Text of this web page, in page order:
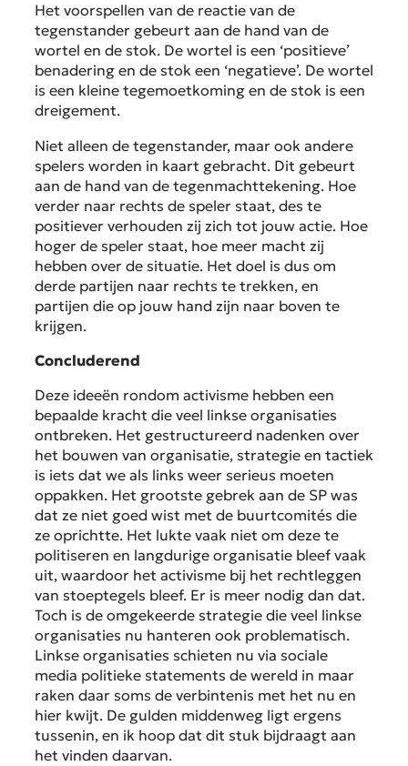
Het voorspellen van de reactie van de
tegenstander gebeurt aan de hand van de
wortel en de stok. De wortel is een ‘positieve’
benadering en de stok een ‘negatieve’. De wortel
is een kleine tegemoetkoming en de stok is een
dreigement.
Niet alleen de tegenstander, maar ook andere
spelers worden in kaart gebracht. Dit gebeurt
aan de hand van de tegenmachttekening. Hoe
verder naar rechts de speler staat, des te
positiever verhouden zij zich tot jouw actie. Hoe
hoger de speler staat, hoe meer macht zij
hebben over de situatie. Het doel is dus om
derde partijen naar rechts te trekken, en
partijen die op jouw hand zijn naar boven te
krijgen.
Concluderend
Deze ideeën rondom activisme hebben een
bepaalde kracht die veel linkse organisaties
ontbreken. Het gestructureerd nadenken over
het bouwen van organisatie, strategie en tactiek
is iets dat we als links weer serieus moeten
oppakken. Het grootste gebrek aan de SP was
dat ze niet goed wist met de buurtcomités die
ze oprichtte. Het lukte vaak niet om deze te
politiseren en langdurige organisatie bleef vaak
uit, waardoor het activisme bij het rechtleggen
van stoeptegels bleef. Er is meer nodig dan dat.
Toch is de omgekeerde strategie die veel linkse
organisaties nu hanteren ook problematisch.
Linkse organisaties schieten nu via sociale
media politieke statements de wereld in maar
raken daar soms de verbintenis met het nu en
hier kwijt. De gulden middenweg ligt ergens
tussenin, en ik hoop dat dit stuk bijdraagt aan
het vinden daarvan.